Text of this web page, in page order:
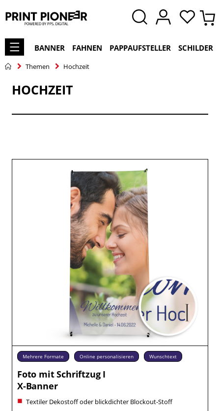
BANNER FAHNEN PAPPAUFSTELLER SCHILDER
Themen Hochzeit
HOCHZEIT
Mehrere Formate Online personalisieren Wunschtext
Foto mit Schriftzug I
X-Banner
Textiler Dekostoff oder blickdichter Blockout-Stoff